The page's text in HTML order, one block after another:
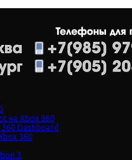
на Xbox 360
Dashboard
360
3